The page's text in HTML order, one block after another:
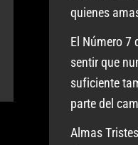
quienes
El Número 7
sentir que
suficiente
parte del
Almas